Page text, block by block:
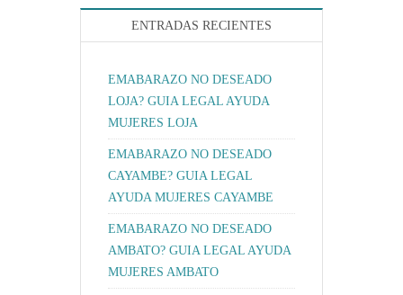
ENTRADAS RECIENTES
EMABARAZO NO DESEADO
LOJA? GUIA LEGAL AYUDA
MUJERES LOJA
EMABARAZO NO DESEADO
CAYAMBE? GUIA LEGAL
AYUDA MUJERES CAYAMBE
EMABARAZO NO DESEADO
AMBATO? GUIA LEGAL AYUDA
MUJERES AMBATO